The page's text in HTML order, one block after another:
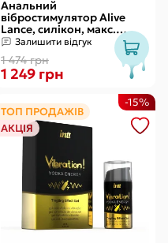
Анальний
вібростимулятор Alive
Lance, силікон, макс.
діаметр 2,9 см
(передостання кулька)
Залишити відгук
1 474 грн
1 249 грн
ТОП ПРОДАЖІВ
АКЦІЯ
-15%